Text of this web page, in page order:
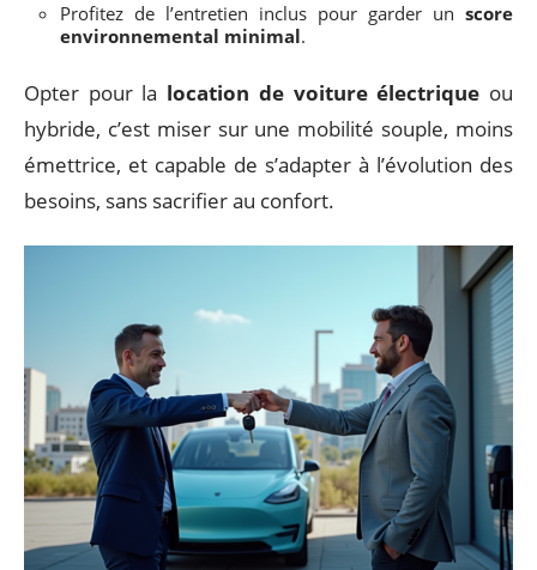
Profitez de l’entretien inclus pour garder un score
environnemental minimal.
Opter pour la location de voiture électrique ou
hybride, c’est miser sur une mobilité souple, moins
émettrice, et capable de s’adapter à l’évolution des
besoins, sans sacrifier au confort.